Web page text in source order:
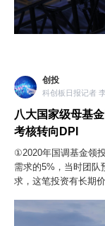
创投
科创板日报记者
八大国家级母基
考核转向DPI
①2020年国调基金领
需求的5%，当时团队
求，这笔投资有长期价
大。